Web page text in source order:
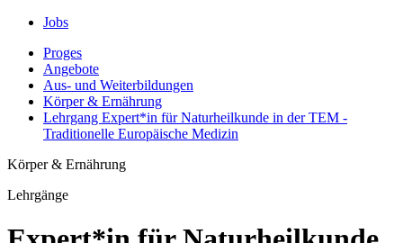
Jobs
Proges
Angebote
Aus- und Weiterbildungen
Körper & Ernährung
Lehrgang Expert*in für Naturheilkunde in der TEM -
Traditionelle Europäische Medizin
Körper & Ernährung
Lehrgänge